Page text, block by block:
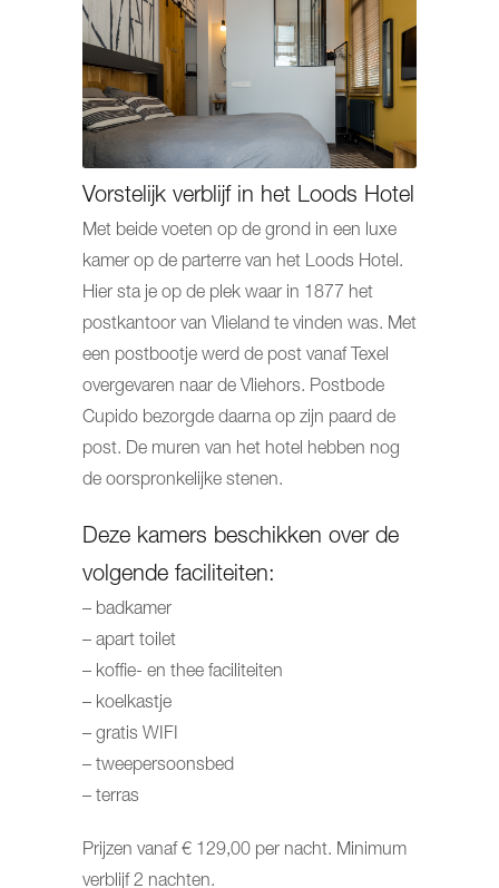
Vorstelijk verblijf in het Loods Hotel
Met beide voeten op de grond in een luxe
kamer op de parterre van het Loods Hotel.
Hier sta je op de plek waar in 1877 het
postkantoor van Vlieland te vinden was. Met
een postbootje werd de post vanaf Texel
overgevaren naar de Vliehors. Postbode
Cupido bezorgde daarna op zijn paard de
post. De muren van het hotel hebben nog
de oorspronkelijke stenen.
Deze kamers beschikken over de
volgende faciliteiten:
– badkamer
– apart toilet
– koffie- en thee faciliteiten
– koelkastje
– gratis WIFI
– tweepersoonsbed
– terras
Prijzen vanaf € 129,00 per nacht. Minimum
verblijf 2 nachten.